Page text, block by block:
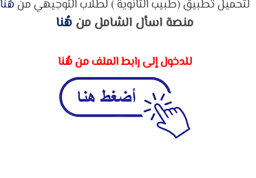
لتحميل تطبيق (طبيب الثانوية ) لطلاب التوجيهي منهُنا
منصة اسأل الشامل من هُنا
للدخول إلى رابط الملف من هُنا